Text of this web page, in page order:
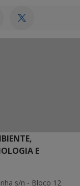
E
s/n - Bloco 12